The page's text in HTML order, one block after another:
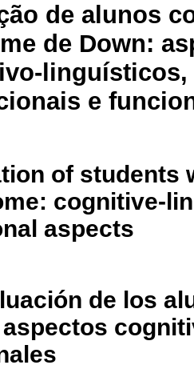
de alunos
de Down:
linguísticos,
e
of students
cognitive-
aspects
de los
aspectos